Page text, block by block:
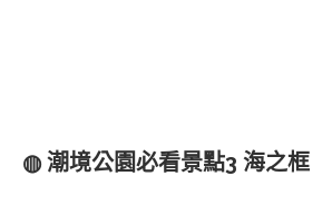
◍ 潮境公園必看景點3 海之框